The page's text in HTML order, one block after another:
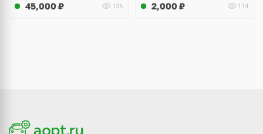
45,000 ₽ 136 2,000 ₽ 114